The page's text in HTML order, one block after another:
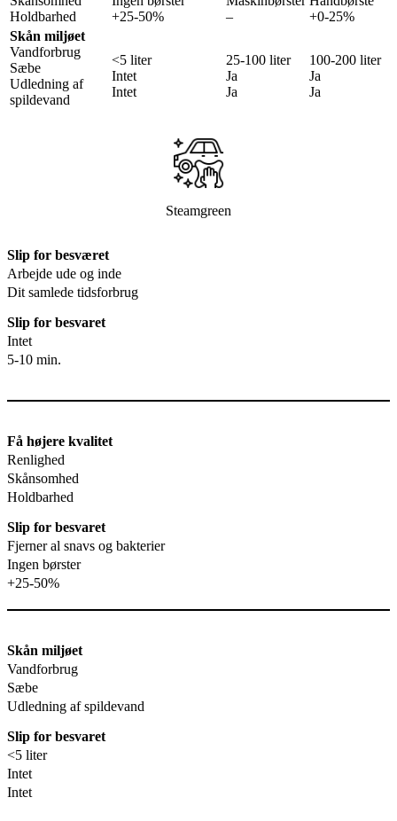
Holdbarhed
+25-50%
–
+0-25%
Skån miljøet
Vandforbrug
Sæbe
Udledning af
spildevand
<5 liter
Intet
Intet
25-100 liter
Ja
Ja
100-200 liter
Ja
Ja
Steamgreen
Slip for besværet
Arbejde ude og inde
Dit samlede tidsforbrug
Slip for besvaret
Intet
5-10 min.
Få højere kvalitet
Renlighed
Skånsomhed
Holdbarhed
Slip for besvaret
Fjerner al snavs og bakterier
Ingen børster
+25-50%
Skån miljøet
Vandforbrug
Sæbe
Udledning af spildevand
Slip for besvaret
<5 liter
Intet
Intet